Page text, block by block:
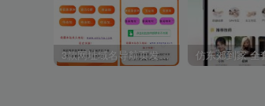
3款网址域名导航页发布页源码